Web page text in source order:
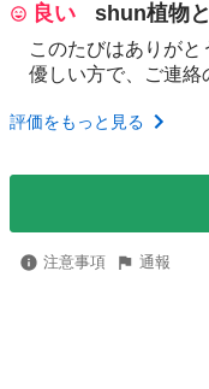
良い shun植物
このたびはありが
優しい方で、ご連絡
評価をもっと見る
注意事項 通報